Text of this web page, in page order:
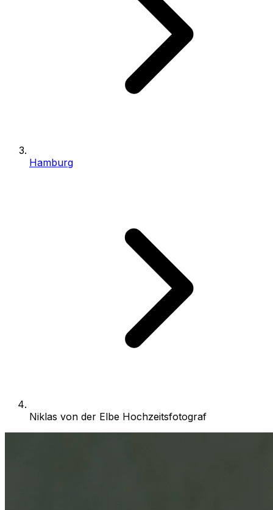
Hamburg
Niklas von der Elbe Hochzeitsfotograf